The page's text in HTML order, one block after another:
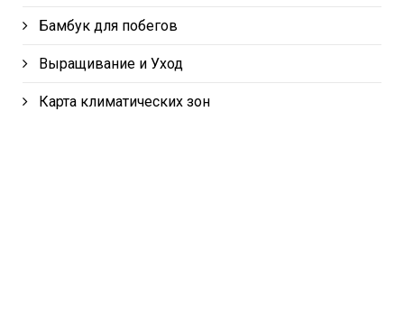
Бамбук для побегов
Выращивание и Уход
Карта климатических зон